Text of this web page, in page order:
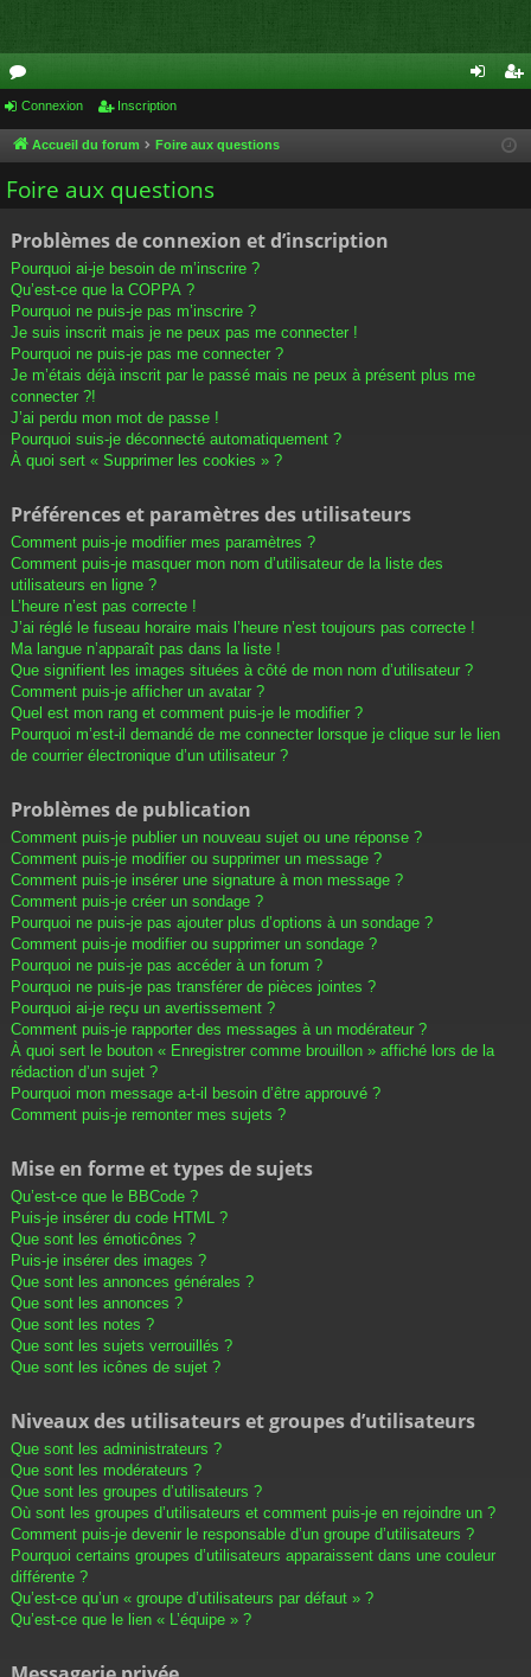
or
u
m
cri
Connexion Inscription
Accueil du forum Foire aux questions
Foire aux questions
Problèmes de connexion et d’inscription
Pourquoi ai-je besoin de m’inscrire ?
Qu’est-ce que la COPPA ?
Pourquoi ne puis-je pas m’inscrire ?
Je suis inscrit mais je ne peux pas me connecter !
Pourquoi ne puis-je pas me connecter ?
Je m’étais déjà inscrit par le passé mais ne peux à présent plus me
connecter ?!
J’ai perdu mon mot de passe !
Pourquoi suis-je déconnecté automatiquement ?
À quoi sert « Supprimer les cookies » ?
Préférences et paramètres des utilisateurs
Comment puis-je modifier mes paramètres ?
Comment puis-je masquer mon nom d’utilisateur de la liste des
utilisateurs en ligne ?
L’heure n’est pas correcte !
J’ai réglé le fuseau horaire mais l’heure n’est toujours pas correcte !
Ma langue n’apparaît pas dans la liste !
Que signifient les images situées à côté de mon nom d’utilisateur ?
Comment puis-je afficher un avatar ?
Quel est mon rang et comment puis-je le modifier ?
Pourquoi m’est-il demandé de me connecter lorsque je clique sur le lien
de courrier électronique d’un utilisateur ?
Problèmes de publication
Comment puis-je publier un nouveau sujet ou une réponse ?
Comment puis-je modifier ou supprimer un message ?
Comment puis-je insérer une signature à mon message ?
Comment puis-je créer un sondage ?
Pourquoi ne puis-je pas ajouter plus d’options à un sondage ?
Comment puis-je modifier ou supprimer un sondage ?
Pourquoi ne puis-je pas accéder à un forum ?
Pourquoi ne puis-je pas transférer de pièces jointes ?
Pourquoi ai-je reçu un avertissement ?
Comment puis-je rapporter des messages à un modérateur ?
À quoi sert le bouton « Enregistrer comme brouillon » affiché lors de la
rédaction d’un sujet ?
Pourquoi mon message a-t-il besoin d’être approuvé ?
Comment puis-je remonter mes sujets ?
Mise en forme et types de sujets
Qu’est-ce que le BBCode ?
Puis-je insérer du code HTML ?
Que sont les émoticônes ?
Puis-je insérer des images ?
Que sont les annonces générales ?
Que sont les annonces ?
Que sont les notes ?
Que sont les sujets verrouillés ?
Que sont les icônes de sujet ?
Niveaux des utilisateurs et groupes d’utilisateurs
Que sont les administrateurs ?
Que sont les modérateurs ?
Que sont les groupes d’utilisateurs ?
Où sont les groupes d’utilisateurs et comment puis-je en rejoindre un ?
Comment puis-je devenir le responsable d’un groupe d’utilisateurs ?
Pourquoi certains groupes d’utilisateurs apparaissent dans une couleur
différente ?
Qu’est-ce qu’un « groupe d’utilisateurs par défaut » ?
Qu’est-ce que le lien « L’équipe » ?